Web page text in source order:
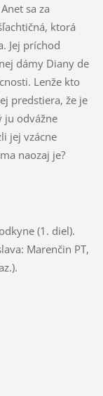
sa za
ktorá
Jej príchod
dámy Diany de
Lenže kto
predstiera, že je
ju odvážne
jej vzácne
naozaj je?
(1. diel).
Marenčin PT,